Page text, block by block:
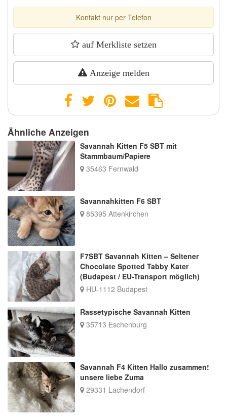
Kontakt nur per Telefon
auf Merkliste setzen
Anzeige melden
Ähnliche Anzeigen
Savannah Kitten F5 SBT mit
Stammbaum/Papiere
35463 Fernwald
Savannahkitten F6 SBT
85395 Attenkirchen
F7SBT Savannah Kitten – Seltener
Chocolate Spotted Tabby Kater
(Budapest / EU-Transport möglich)
HU-1112 Budapest
Rassetypische Savannah Kitten
35713 Eschenburg
Savannah F4 Kitten Hallo zusammen!
unsere liebe Zuma
29331 Lachendorf